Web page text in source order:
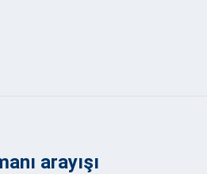
arayışı